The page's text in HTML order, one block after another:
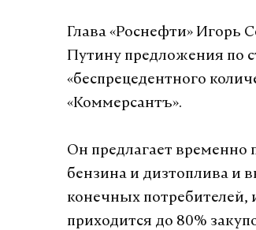
Глава «Роснефти» Игорь
Путину предложения по
«беспрецедентного
«Коммерсантъ».
Он предлагает
бензина и дизтоплива и
конечных потребителей,
приходится до 80%